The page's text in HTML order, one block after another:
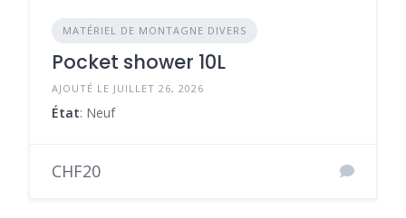
MATÉRIEL DE MONTAGNE DIVERS
Pocket shower 10L
AJOUTÉ LE JUILLET 26, 2026
État: Neuf
CHF20